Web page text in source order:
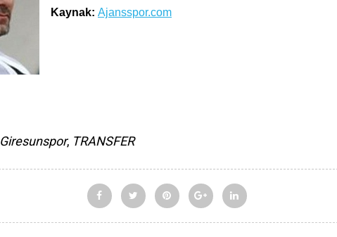
Kaynak: Ajansspor.com
Giresunspor, TRANSFER